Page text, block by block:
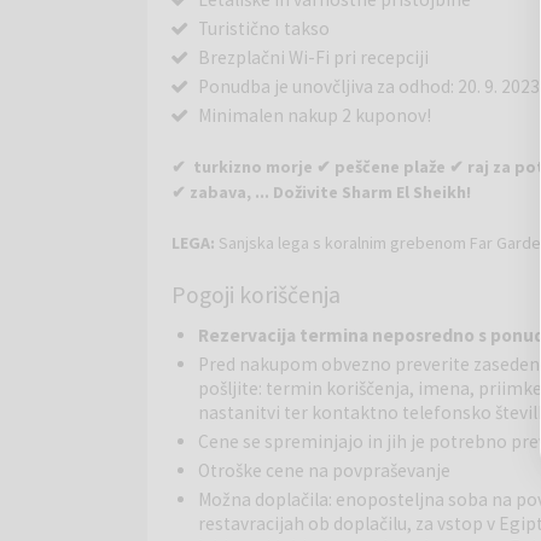
Turistično takso
Brezplačni Wi-Fi pri recepciji
Ponudba je unovčljiva za odhod: 20. 9. 2023
Minimalen nakup 2 kuponov!
✔ turkizno morje ✔ peščene plaže ✔ raj za
✔ zabava, ... Doživite Sharm El Sheikh!
LEGA: Sanjska lega s koralnim grebenom Far
za potapljanje in odkrivanje čudovitega
nakupovanje in zabavo je približno 6 kilometrov.
kompleks s skupno plažo, do katere vodi
po plavajočem pomolu in ga priporočajo samo
transferja od letališča približno 30 minut.
OBJEKT:Enostaven hotel, ki razpolaga s 399
zgradbi je sprejemnica z recepcijo v orientalskem
(delno z doplačilom), bari, diskoteka, majhna
View. V sprejemnici brezplačen dostop do
koriščenja v celotnem kompleksu. V čudovitem
Pogoji koriščenja
Rezervacija termina neposredno s
Pred nakupom obvezno preverite
pošljite: termin koriščenja, imena,
nastanitvi ter kontaktno telefonsko
Cene se spreminjajo in jih je potrebno
Otroške cene na povpraševanje
Možna doplačila: enoposteljna soba na
restavracijah ob doplačilu, za vstop v